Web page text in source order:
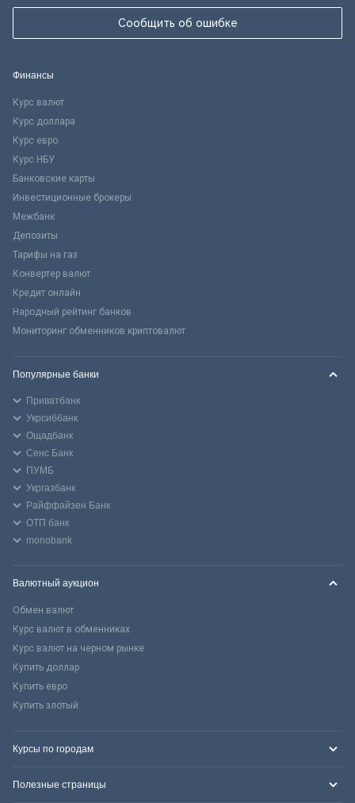
Сообщить об ошибке
Финансы
Курс валют
Курс доллара
Курс евро
Курс НБУ
Банковские карты
Инвестиционные брокеры
Межбанк
Депозиты
Тарифы на газ
Конвертер валют
Кредит онлайн
Народный рейтинг банков
Мониторинг обменников криптовалют
Популярные банки
Приватбанк
Укрсиббанк
Ощадбанк
Сенс Банк
ПУМБ
Укргазбанк
Райффайзен Банк
ОТП банк
monobank
Валютный аукцион
Обмен валют
Курс валют в обменниках
Курс валют на черном рынке
Купить доллар
Купить евро
Купить злотый
Курсы по городам
Полезные страницы